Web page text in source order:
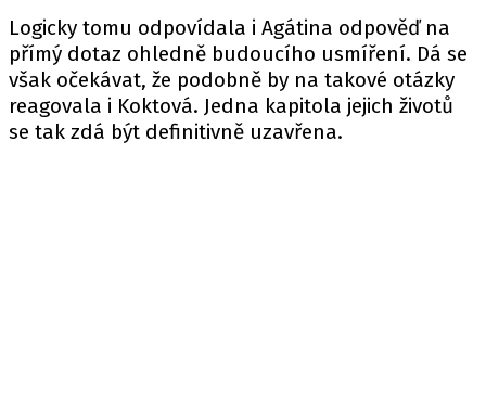
Logicky tomu odpovídala i Agátina odpověď na
přímý dotaz ohledně budoucího usmíření. Dá se
však očekávat, že podobně by na takové otázky
reagovala i Koktová. Jedna kapitola jejich životů
se tak zdá být definitivně uzavřena.